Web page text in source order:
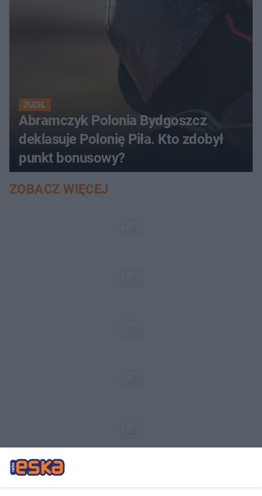
ŻUŻEL
Abramczyk Polonia Bydgoszcz
deklasuje Polonię Piła. Kto zdobył
punkt bonusowy?
ZOBACZ WIĘCEJ